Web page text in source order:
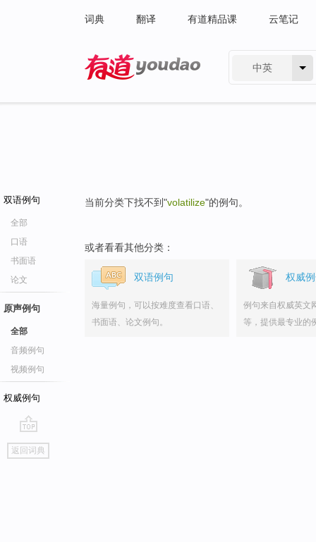
词典 翻译 有道精品课 云笔记
中英
双语例句
全部
口语
书面语
论文
原声例句
全部
音频例句
视频例句
权威例句
go
top
返回词典
当前分类下找不到"volatilize"的例句。
或者看看其他分类：
双语例句
海量例句，可以按难度查看口语、
书面语、论文例句。
权威
例句来自权威英文
等，提供最专业的